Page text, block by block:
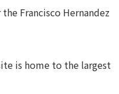
Francisco Hernandez
is home to the largest